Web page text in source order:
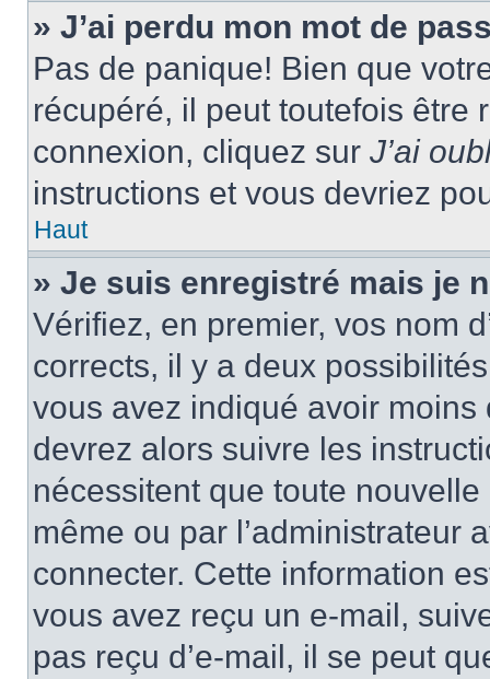
» J’ai perdu mon mot de
Pas de panique! Bien que
récupéré, il peut toutefois être
connexion, cliquez sur J’ai
instructions et vous devriez
Haut
» Je suis enregistré mais je
Vérifiez, en premier, vos nom
corrects, il y a deux
vous avez indiqué avoir moins
devrez alors suivre les
nécessitent que toute
même ou par l’administrateur
connecter. Cette information
vous avez reçu un e-mail,
pas reçu d’e-mail, il se peut